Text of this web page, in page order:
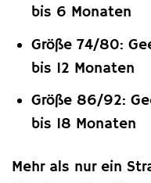
bis 6 Monaten
Größe 74/80:
bis 12 Monaten
Größe 86/92:
bis 18 Monaten
Mehr als nur ein